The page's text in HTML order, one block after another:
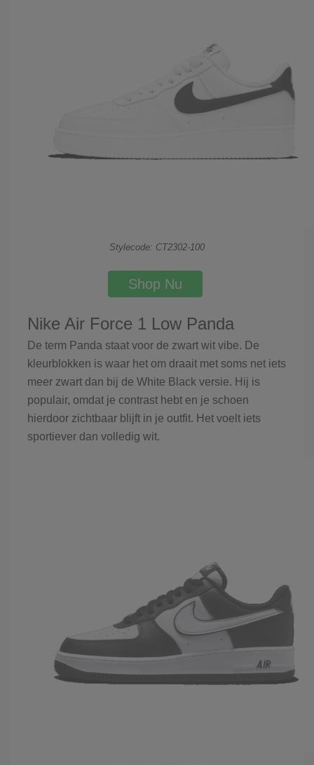
Stylecode: CT2302-100
Shop Nu
Nike Air Force 1 Low Panda
De term Panda staat voor de zwart wit vibe. De
kleurblokken is waar het om draait met soms net iets
meer zwart dan bij de White Black versie. Hij is
populair, omdat je contrast hebt en je schoen
hierdoor zichtbaar blijft in je outfit. Het voelt iets
sportiever dan volledig wit.